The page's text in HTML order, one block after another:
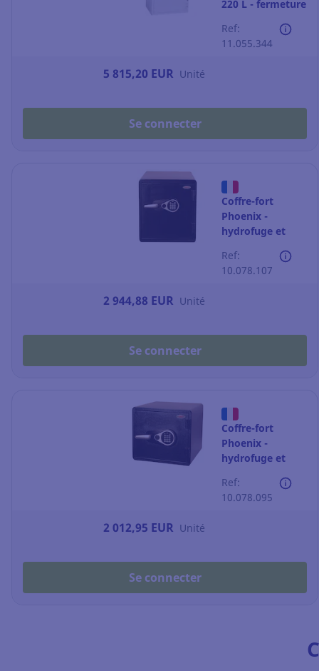
220 L - fermeture
Ref:
11.055.344
5 815,20 EUR Unité
Se connecter
Coffre-fort
Phoenix -
hydrofuge et
- fermeture à
code
Ref:
10.078.107
2 944,88 EUR Unité
Se connecter
Coffre-fort
Phoenix -
hydrofuge et
- fermeture à
code
Ref:
10.078.095
2 012,95 EUR Unité
Se connecter